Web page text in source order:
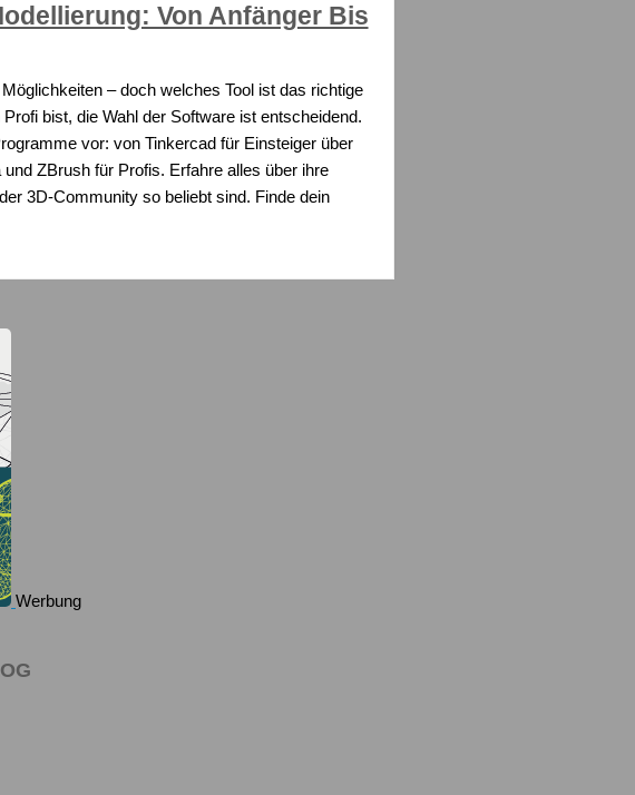
Von Anfänger Bis
– doch welches Tool ist das richtige
bist, die Wahl der Software ist entscheidend.
vor: von Tinkercad für Einsteiger über
ZBrush für Profis. Erfahre alles über ihre
3D-Community so beliebt sind. Finde dein
Werbung